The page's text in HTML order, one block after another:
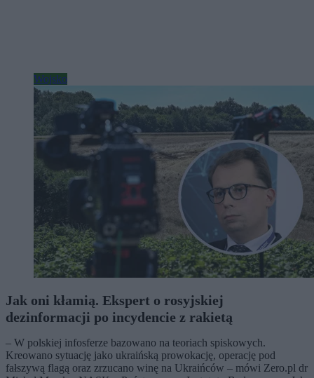
Wojsko
Jak oni kłamią. Ekspert o rosyjskiej
dezinformacji po incydencie z rakietą
– W polskiej infosferze bazowano na teoriach spiskowych.
Kreowano sytuację jako ukraińską prowokację, operację pod
fałszywą flagą oraz zrzucano winę na Ukraińców – mówi Zero.pl dr